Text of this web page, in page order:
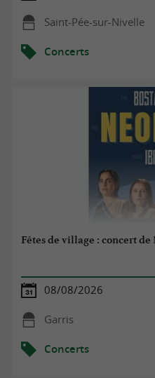
Saint-Pée-sur-Nivelle
Concerts
Fêtes de village : concert de
08/08/2026
Garris
Concerts